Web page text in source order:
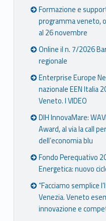
Formazione e
programma veneto,
al 26 novembre
Online il n. 7/2026
regionale
Enterprise Europe
nazionale EEN Italia
Veneto. I VIDEO
DIH InnovaMare:
Award, al via la call
dell’economia blu
Fondo Perequativo
Energetica: nuovo
“Facciamo semplice
Venezia. Veneto
innovazione e